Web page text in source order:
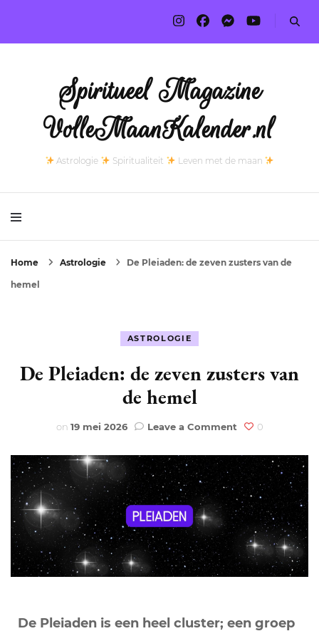
Spiritueel Magazine
VolleMaanKalender.nl
Astrologie Spiritualiteit Leven met de maan
Home Astrologie De Pleiaden: de zeven zusters van de
hemel
ASTROLOGIE
De Pleiaden: de zeven zusters van
de hemel
on 19 mei 2026 Leave a Commenton
Pleiaden:
de
zeven
zusters
van
de
hemel
0
De Pleiaden is een heel cluster; een groep